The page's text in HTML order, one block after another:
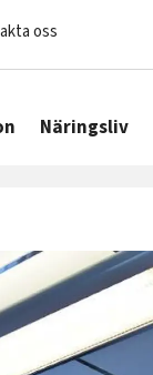
oss
Näringsliv